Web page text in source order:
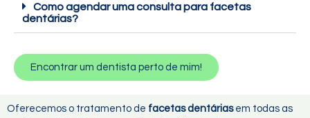
Como agendar uma consulta para facetas
dentárias?
Encontrar um dentista perto de mim!
Oferecemos o tratamento de facetas dentáriasem todas as